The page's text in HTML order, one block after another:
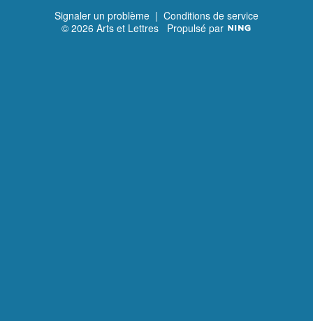
Signaler un problème | Conditions de service
© 2026 Arts et Lettres Propulsé par